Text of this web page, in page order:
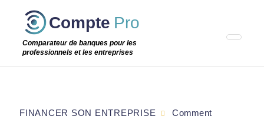
Passer
étape
Compte Pro
Comparateur de banques pour les
professionnels et les entreprises
FINANCER SON ENTREPRISE
Comment